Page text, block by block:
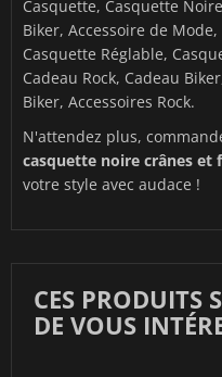
Casquette, Casquette
Biker, Accessoire de
Casquette Réglable,
Cadeau Rock, Cadeau
Biker, Accessoires Rock.
N'attendez plus,
casquette noire crânes et
votre style avec audace !
CES PRODUITS
DE VOUS